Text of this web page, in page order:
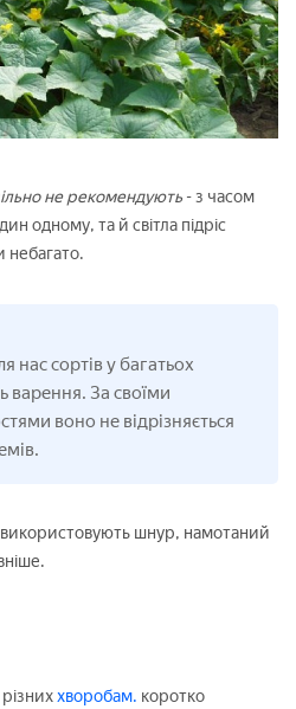
не рекомендують - з часом
одному, та й світла підріс
небагато.
нас сортів у багатьох
варення. За своїми
воно не відрізняється
шнур, намотаний
хворобам. коротко